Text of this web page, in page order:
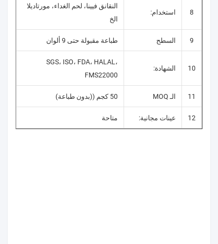
8 استخدام:
النقانق فيينا، لحم الغداء، مورتاديلا
الخ
9 السطح طباعة مقبولة حتى 9 ألوان
10 الشهادة:
SGS، ISO، FDA، HALAL،
FMS22000
11 الـ MOQ 50 كجم ((بدون طباعة)
12 عينات مجانية: متاحة